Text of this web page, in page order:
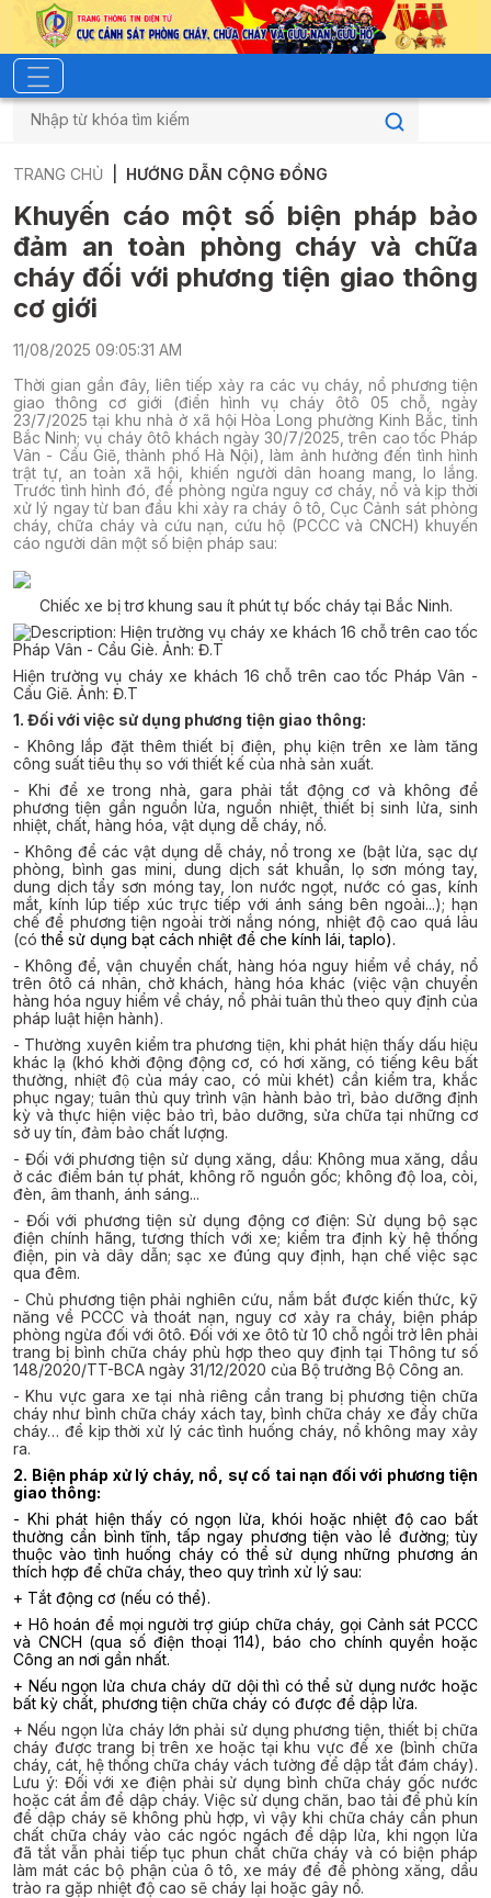
TRANG CHỦ HƯỚNG DẪN CỘNG ĐỒNG
Khuyến cáo một số biện pháp bảo
đảm an toàn phòng cháy và chữa
cháy đối với phương tiện giao thông
cơ giới
11/08/2025 09:05:31 AM
Thời gian gần đây, liên tiếp xảy ra các vụ cháy, nổ phương tiện
giao thông cơ giới (điển hình vụ cháy ôtô 05 chỗ, ngày
23/7/2025 tại khu nhà ở xã hội Hòa Long phường Kinh Bắc, tỉnh
Bắc Ninh; vụ cháy ôtô khách ngày 30/7/2025, trên cao tốc Pháp
Vân - Cầu Giẽ, thành phố Hà Nội), làm ảnh hưởng đến tình hình
trật tự, an toàn xã hội, khiến người dân hoang mang, lo lắng.
Trước tình hình đó, để phòng ngừa nguy cơ cháy, nổ và kịp thời
xử lý ngay từ ban đầu khi xảy ra cháy ô tô, Cục Cảnh sát phòng
cháy, chữa cháy và cứu nạn, cứu hộ (PCCC và CNCH) khuyến
cáo người dân một số biện pháp sau:
Chiếc xe bị trơ khung sau ít phút tự bốc cháy tại Bắc Ninh.
Hiện trường vụ cháy xe khách 16 chỗ trên cao tốc Pháp Vân -
Cầu Giẽ. Ảnh: Đ.T
1. Đối với việc sử dụng phương tiện giao thông:
- Không lắp đặt thêm thiết bị điện, phụ kiện trên xe làm tăng
công suất tiêu thụ so với thiết kế của nhà sản xuất.
- Khi để xe trong nhà, gara phải tắt động cơ và không để
phương tiện gần nguồn lửa, nguồn nhiệt, thiết bị sinh lửa, sinh
nhiệt, chất, hàng hóa, vật dụng dễ cháy, nổ.
- Không để các vật dụng dễ cháy, nổ trong xe (bật lửa, sạc dự
phòng, bình gas mini, dung dịch sát khuẩn, lọ sơn móng tay,
dung dịch tẩy sơn móng tay, lon nước ngọt, nước có gas, kính
mắt, kính lúp tiếp xúc trực tiếp với ánh sáng bên ngoài...); hạn
chế để phương tiện ngoài trời nắng nóng, nhiệt độ cao quá lâu
(cóthể sử dụng bạt cách nhiệt để che kính lái, taplo).
- Không để, vận chuyển chất, hàng hóa nguy hiểm về cháy, nổ
trên ôtô cá nhân, chở khách, hàng hóa khác (việc vận chuyển
hàng hóa nguy hiểm về cháy, nổ phải tuân thủ theo quy định của
pháp luật hiện hành).
- Thường xuyên kiểm tra phương tiện, khi phát hiện thấy dấu hiệu
khác lạ (khó khởi động động cơ, có hơi xăng, có tiếng kêu bất
thường, nhiệt độ của máy cao, có mùi khét) cần kiểm tra, khắc
phục ngay; tuân thủ quy trình vận hành bảo trì, bảo dưỡng định
kỳ và thực hiện việc bảo trì, bảo dưỡng, sửa chữa tại những cơ
sở uy tín, đảm bảo chất lượng.
- Đối với phương tiện sử dụng xăng, dầu: Không mua xăng, dầu
ở các điểm bán tự phát, không rõ nguồn gốc; không độ loa, còi,
đèn, âm thanh, ánh sáng...
- Đối với phương tiện sử dụng động cơ điện: Sử dụng bộ sạc
điện chính hãng, tương thích với xe; kiểm tra định kỳ hệ thống
điện, pin và dây dẫn; sạc xe đúng quy định, hạn chế việc sạc
qua đêm.
- Chủ phương tiện phải nghiên cứu, nắm bắt được kiến thức, kỹ
năng về PCCC và thoát nạn, nguy cơ xảy ra cháy, biện pháp
phòng ngừa đối với ôtô. Đối với xe ôtô từ 10 chỗ ngồi trở lên phải
trang bị bình chữa cháy phù hợp theo quy định tại Thông tư số
148/2020/TT-BCA ngày 31/12/2020 của Bộ trưởng Bộ Công an.
- Khu vực gara xe tại nhà riêng cần trang bị phương tiện chữa
cháy như bình chữa cháy xách tay, bình chữa cháy xe đẩy chữa
cháy… để kịp thời xử lý các tình huống cháy, nổ không may xảy
ra.
2. Biện pháp xử lý cháy, nổ, sự cố tai nạn đối với phương tiện
giao thông:
- Khi phát hiện thấy có ngọn lửa, khói hoặc nhiệt độ cao bất
thường cần bình tĩnh, tấp ngay phương tiện vào lề đường; tùy
thuộc vào tình huống cháy có thể sử dụng những phương án
thích hợp để chữa cháy, theo quy trình xử lý sau:
+ Tắt động cơ (nếu có thể).
+ Hô hoán để mọi người trợ giúp chữa cháy, gọi Cảnh sát PCCC
và CNCH (qua số điện thoại 114), báo cho chính quyền hoặc
Công an nơi gần nhất.
+ Nếu ngọn lửa chưa cháy dữ dội thì có thể sử dụng nước hoặc
bất kỳ chất, phương tiện chữa cháy có được để dập lửa.
+ Nếu ngọn lửa cháy lớn phải sử dụng phương tiện, thiết bị chữa
cháy được trang bị trên xe hoặc tại khu vực để xe (bình chữa
cháy, cát, hệ thống chữa cháy vách tường để dập tắt đám cháy).
Lưu ý: Đối với xe điện phải sử dụng bình chữa cháy gốc nước
hoặc cát ẩm để dập cháy. Việc sử dụng chăn, bao tải để phủ kín
để dập cháy sẽ không phù hợp, vì vậy khi chữa cháy cần phun
chất chữa cháy vào các ngóc ngách để dập lửa, khi ngọn lửa
đã tắt vẫn phải tiếp tục phun chất chữa cháy và có biện pháp
làm mát các bộ phận của ô tô, xe máy để đề phòng xăng, dầu
trào ra gặp nhiệt độ cao sẽ cháy lại hoặc gây nổ.